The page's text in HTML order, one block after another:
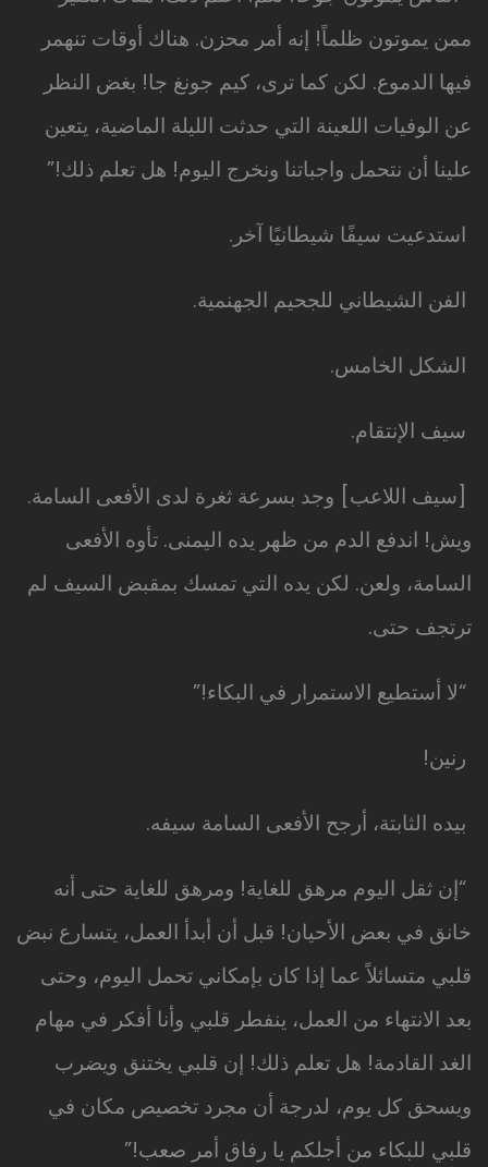
ممن يموتون ظلماً! إنه أمر محزن. هناك أوقات تنهمر
فيها الدموع. لكن كما ترى، كيم جونغ جا! بغض النظر
عن الوفيات اللعينة التي حدثت الليلة الماضية، يتعين
علينا أن نتحمل واجباتنا ونخرج اليوم! هل تعلم ذلك!”
استدعيت سيفًا شيطانيًا آخر.
الفن الشيطاني للجحيم الجهنمية.
الشكل الخامس.
سيف الإنتقام.
[سيف اللاعب] وجد بسرعة ثغرة لدى الأفعى السامة.
ويش! اندفع الدم من ظهر يده اليمنى. تأوه الأفعى
السامة، ولعن. لكن يده التي تمسك بمقبض السيف لم
ترتجف حتى.
“لا أستطيع الاستمرار في البكاء!”
رنين!
بيده الثابتة، أرجح الأفعى السامة سيفه.
“إن ثقل اليوم مرهق للغاية! ومرهق للغاية حتى أنه
خانق في بعض الأحيان! قبل أن أبدأ العمل، يتسارع نبض
قلبي متسائلاً عما إذا كان بإمكاني تحمل اليوم، وحتى
بعد الانتهاء من العمل، ينفطر قلبي وأنا أفكر في مهام
الغد القادمة! هل تعلم ذلك! إن قلبي يختنق ويضرب
ويسحق كل يوم، لدرجة أن مجرد تخصيص مكان في
قلبي للبكاء من أجلكم يا رفاق أمر صعب!”